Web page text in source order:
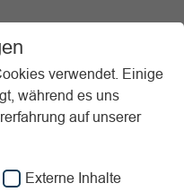
verwendet. Einige
während es uns
auf unserer
Externe Inhalte
Trendsport